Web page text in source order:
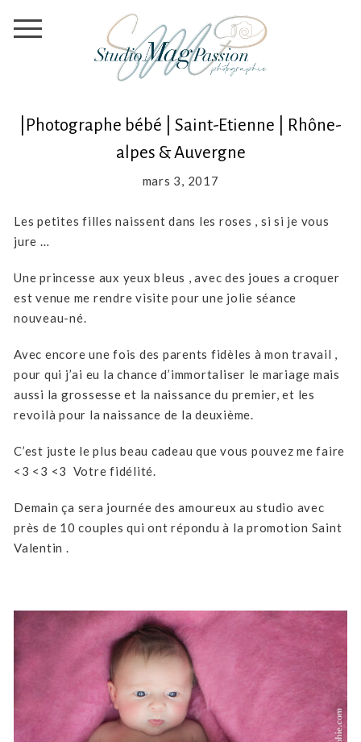
|Photographe bébé | Saint-Etienne | Rhône-
alpes & Auvergne
mars 3, 2017
Les petites filles naissent dans les roses , si si je vous
jure …
Une princesse aux yeux bleus , avec des joues a croquer
est venue me rendre visite pour une jolie séance
nouveau-né.
Avec encore une fois des parents fidèles à mon travail ,
pour qui j’ai eu la chance d’immortaliser le mariage mais
aussi la grossesse et la naissance du premier, et les
revoilà pour la naissance de la deuxième.
C’est juste le plus beau cadeau que vous pouvez me faire
<3 <3 <3 Votre fidélité.
Demain ça sera journée des amoureux au studio avec
près de 10 couples qui ont répondu à la promotion Saint
Valentin .